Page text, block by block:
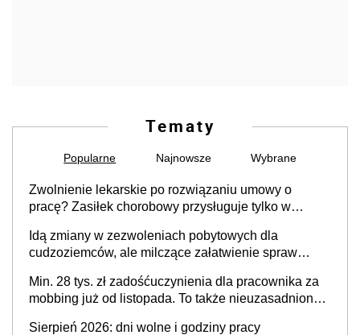
Tematy
Popularne Najnowsze Wybrane
Zwolnienie lekarskie po rozwiązaniu umowy o
pracę? Zasiłek chorobowy przysługuje tylko w
stosunku pracy
Idą zmiany w zezwoleniach pobytowych dla
cudzoziemców, ale milczące załatwienie spraw
Min. 28 tys. zł zadośćuczynienia dla pracownika za
mobbing już od listopada. To także nieuzasadniona
Sierpień 2026: dni wolne i godziny pracy